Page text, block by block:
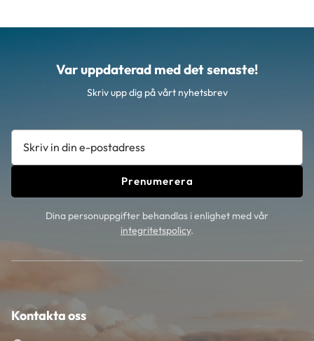
Var uppdaterad med det senaste!
Skriv upp dig på vårt nyhetsbrev
Prenumerera
Dina personuppgifter behandlas i enlighet med vår
integritetspolicy.
Kontakta oss